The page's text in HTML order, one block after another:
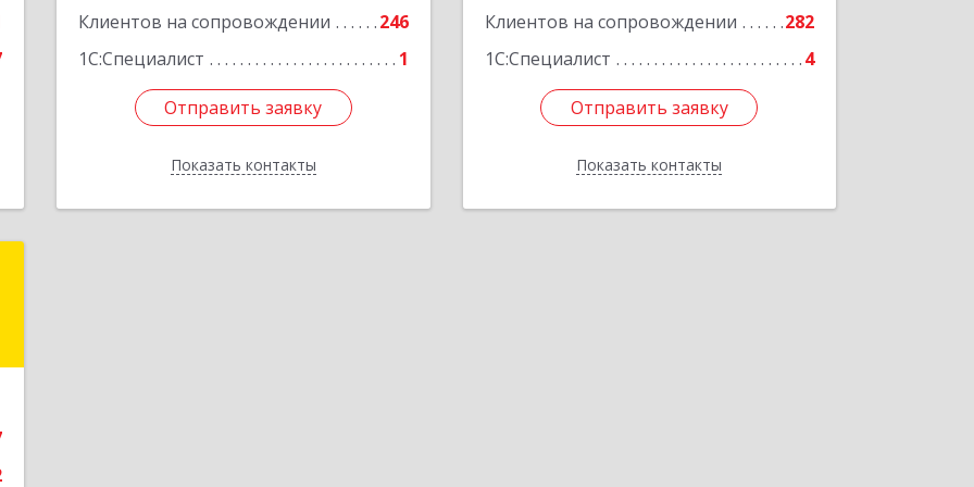
Клиентов на сопровождении
246
1С:Специалист
1
Отправить заявку
Показать контакты
Отправить заявку
Назад
Клиентов на сопровождении
282
1С:Специалист
4
Отправить заявку
Показать контакты
Подробнее
Отправить заявку
Назад